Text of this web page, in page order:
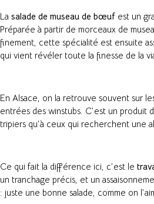
La salade de museau de bœuf est un
Préparée à partir de morceaux de
finement, cette spécialité est ensuite
qui vient révéler toute la finesse de la
En Alsace, on la retrouve souvent sur
entrées des winstubs. C’est un produit
tripiers qu’à ceux qui recherchent une
Ce qui fait la différence ici, c’est le
un tranchage précis, et un
: juste une bonne salade, comme on